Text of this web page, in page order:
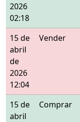
2026
02:18
15 de
abril
de
2026
12:04
Vender
15 de
abril
Comprar